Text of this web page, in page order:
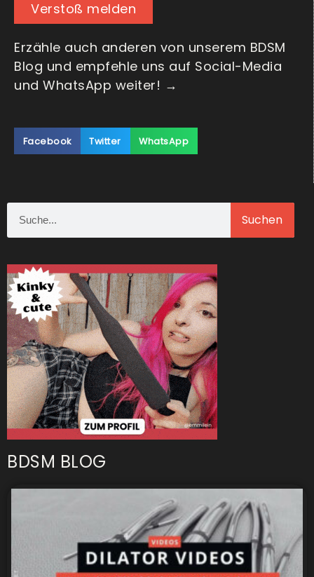
Verstoß melden
Erzähle auch anderen von unserem BDSM
Blog und empfehle uns auf Social-Media
und WhatsApp weiter! →
Facebook Twitter WhatsApp
Suchen
BDSM BLOG